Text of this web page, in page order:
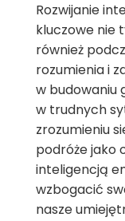
Rozwijanie
kluczowe nie
również
rozumienia i
w budowaniu
w trudnych
zrozumieniu
podróże jako
inteligencją
wzbogacić
nasze